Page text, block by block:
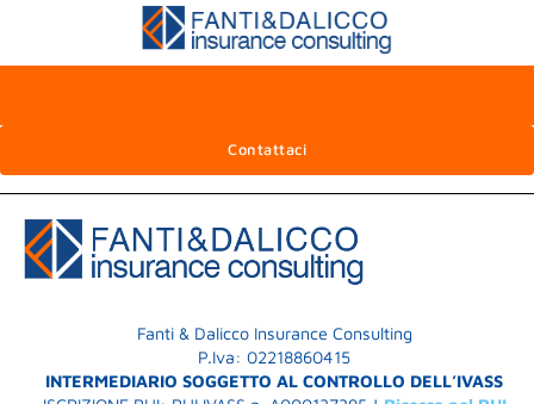
Contattaci
Fanti & Dalicco Insurance Consulting
P.Iva: 02218860415
INTERMEDIARIO SOGGETTO AL CONTROLLO DELL’IVASS